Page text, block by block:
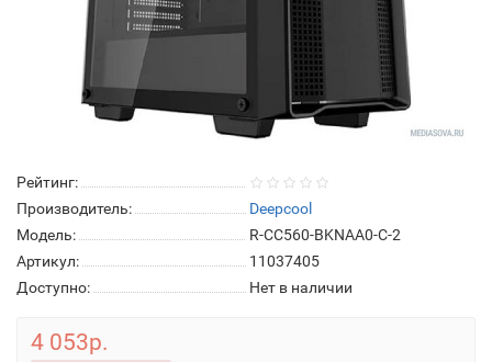
Рейтинг:
Производитель:
Deepcool
Модель:
R-CC560-BKNAA0-C-2
Артикул:
11037405
Доступно:
Нет в наличии
4 053р.